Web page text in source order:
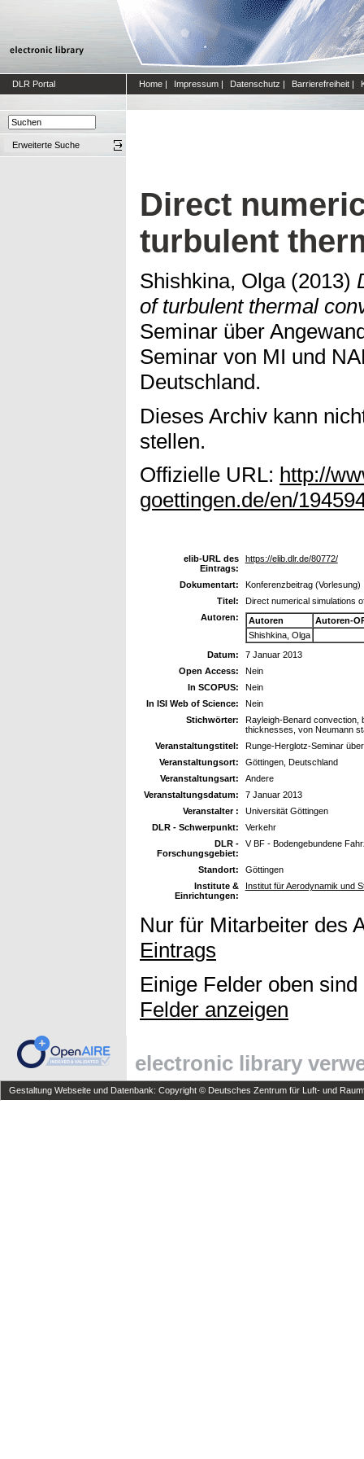
DLR Portal Home | Impressum | Datenschutz | Barrierefreiheit |
Erweiterte Suche
Direct
turbulent
Shishkina, Olga(2013)
of turbulent thermal
Seminar über
Seminar von MI und
Deutschland.
Dieses Archiv kann
stellen.
Offizielle URL: http://
goettingen.de/en/
elib-URL des
Eintrags:
https://elib.dlr.de/80772/
Dokumentart:
Konferenzbeitrag (Vorlesung)
Titel:
Direct numerical simulations
Autoren:
Autoren
Autoren-
Shishkina, Olga
Datum:
7 Januar 2013
Open Access:
Nein
In SCOPUS:
Nein
In ISI Web of Science:
Nein
Stichwörter:
Rayleigh-Benard convection,
thicknesses, von Neumann
Veranstaltungstitel:
Runge-Herglotz-Seminar
Veranstaltungsort:
Göttingen, Deutschland
Veranstaltungsart:
Andere
Veranstaltungsdatum:
7 Januar 2013
Veranstalter :
Universität Göttingen
DLR - Schwerpunkt:
Verkehr
DLR -
Forschungsgebiet:
V BF - Bodengebundene
Standort:
Göttingen
Institute &
Einrichtungen:
Institut für Aerodynamik und
Nur für Mitarbeiter des
Eintrags
Einige Felder oben
Felder anzeigen
electronic library
Gestaltung Webseite und Datenbank: Copyright © Deutsches Zentrum für Luft- und